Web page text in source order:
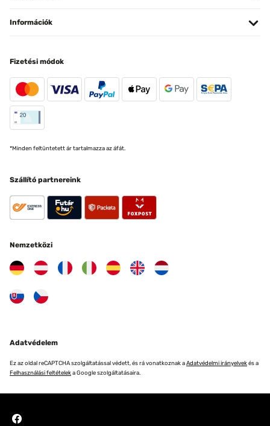
Információk
Fizetési módok
*Minden feltüntetett ár tartalmazza az áfát.
Szállító partnereink
Nemzetközi
Adatvédelem
Ez az oldal reCAPTCHA szolgáltatással védett, és rá vonatkoznak aAdatvédelmi irányelvekés a
Felhasználási feltételeka Google szolgáltatásaira.